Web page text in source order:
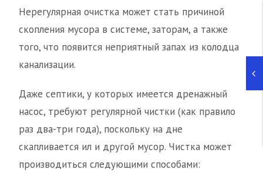
Нерегулярная очистка может стать причиной
скопления мусора в системе, заторам, а также
того, что появится неприятный запах из колодца
канализации.
Даже септики, у которых имеется дренажный
насос, требуют регулярной чистки (как правило
раз два-три года), поскольку на дне
скапливается ил и другой мусор. Чистка может
производиться следующими способами: